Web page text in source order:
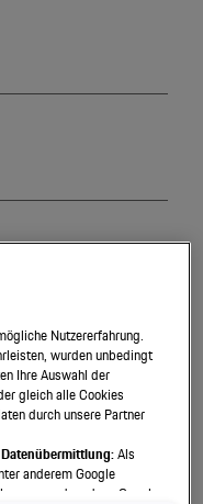
Nutzererfahrung.
wurden unbedingt
Ihre Auswahl der
gleich alle Cookies
durch unsere Partner
Datenübermittlung:Als
anderem Google
werden, dass Google